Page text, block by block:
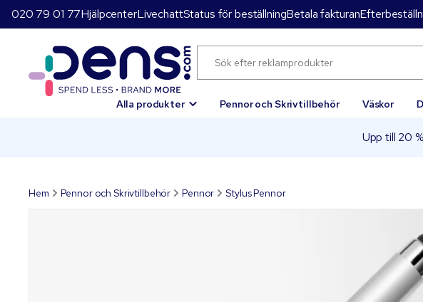
020 79 01 77HjälpcenterLivechattStatus för beställningBetala fakturan
Alla produkter Pennor och Skrivtillbehör Väskor
Upp till 20
Hem Pennor och Skrivtillbehör Pennor Stylus Pennor